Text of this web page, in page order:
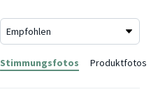
Stimmungsfotos Produktfotos